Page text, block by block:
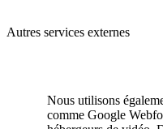
Autres services externes
Nous utilisons
comme Google